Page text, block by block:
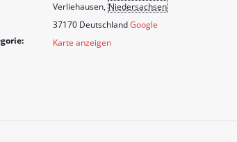
Verliehausen, Niedersachsen
37170 DeutschlandGoogle
Karte anzeigen